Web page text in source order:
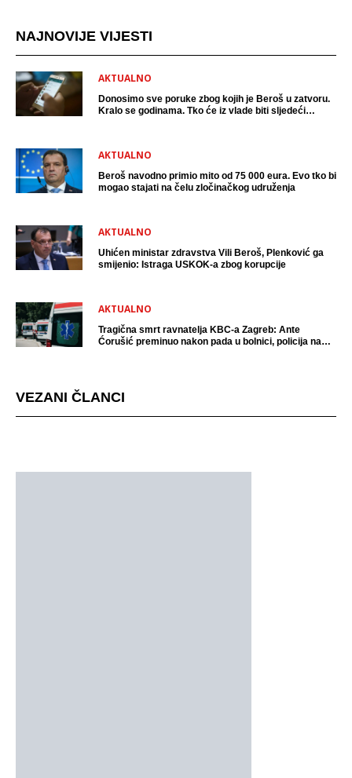
NAJNOVIJE VIJESTI
AKTUALNO
Donosimo sve poruke zbog kojih je Beroš u zatvoru.
Kralo se godinama. Tko će iz vlade biti sljedeći
AKTUALNO
Beroš navodno primio mito od 75 000 eura. Evo tko bi
mogao stajati na čelu zločinačkog udruženja
AKTUALNO
Uhićen ministar zdravstva Vili Beroš, Plenković ga
smijenio: Istraga USKOK-a zbog korupcije
AKTUALNO
Tragična smrt ravnatelja KBC-a Zagreb: Ante
Ćorušić preminuo nakon pada u bolnici, policija na
VEZANI ČLANCI